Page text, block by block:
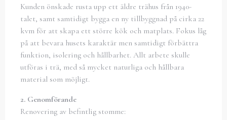
Kunden önskade rusta upp ett äldre trähus från 1940-
talet, samt samtidigt bygga en ny tillbyggnad på cirka 22
kvm för att skapa ett större kök och matplats. Fokus låg
på att bevara husets karaktär men samtidigt förbättra
funktion, isolering och hållbarhet. Allt arbete skulle
utföras i trä, med så mycket naturliga och hållbara
material som möjligt.
2. Genomförande
Renovering av befintlig stomme: